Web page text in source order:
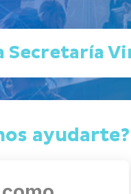
Secretaría
ayudarte?